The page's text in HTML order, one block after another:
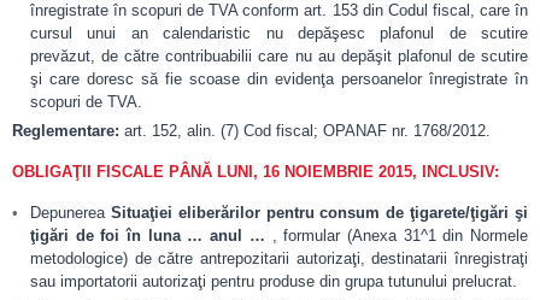
înregistrate în scopuri de TVA conform art. 153 din Codul fiscal, care în
cursul unui an calendaristic nu depăşesc plafonul de scutire
prevăzut, de către contribuabilii care nu au depăşit plafonul de scutire
şi care doresc să fie scoase din evidenţa persoanelor înregistrate în
scopuri de TVA.
Reglementare: art. 152, alin. (7) Cod fiscal; OPANAF nr. 1768/2012.
OBLIGAŢII FISCALE PÂNĂ LUNI, 16 NOIEMBRIE 2015, INCLUSIV:
Depunerea Situaţiei eliberărilor pentru consum de ţigarete/ţigări şi
ţigări de foi în luna … anul … , formular (Anexa 31^1 din Normele
metodologice) de către antrepozitarii autorizaţi, destinatarii înregistraţi
sau importatorii autorizaţi pentru produse din grupa tutunului prelucrat.